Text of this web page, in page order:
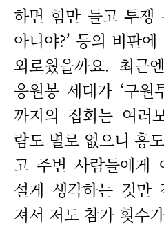
하면 힘만 들고 투쟁
아니야?’ 등의 비판
외로웠을까요. 최근
응원봉 세대가 ‘구원
까지의 집회는 여러
람도 별로 없으니 흥
고 주변 사람들에게
설게 생각하는 것만
져서 저도 참가 횟수